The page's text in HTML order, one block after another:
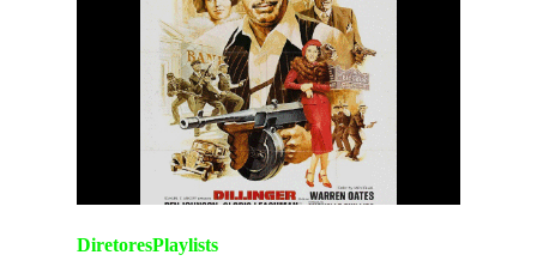
DiretoresPlaylists